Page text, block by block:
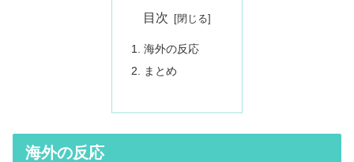
目次
海外の反応
まとめ
海外の反応